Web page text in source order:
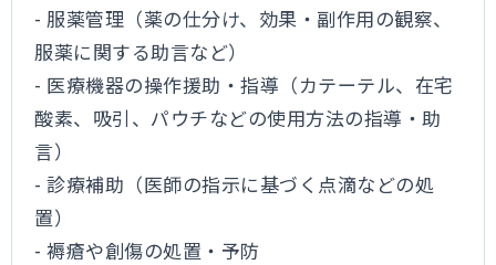
- 服薬管理（薬の仕分け、効果・副作用の観察、
服薬に関する助言など）
- 医療機器の操作援助・指導（カテーテル、在宅
酸素、吸引、パウチなどの使用方法の指導・助
言）
- 診療補助（医師の指示に基づく点滴などの処
置）
- 褥瘡や創傷の処置・予防